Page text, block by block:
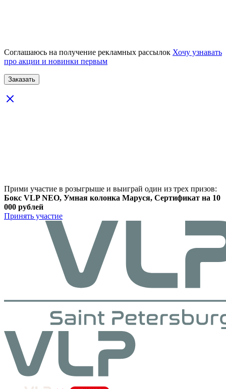
Соглашаюсь на получение рекламных рассылок Хочу узнавать
про акции и новинки первым
Прими участие в розыгрыше и выиграй один из трех призов:
Бокс VLP NEO, Умная колонка Маруся, Сертификат на 10
000 рублей
Принять участие